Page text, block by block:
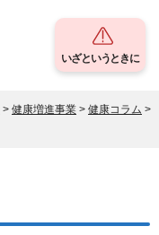
いざというときに
> 健康増進事業 > 健康コラム >